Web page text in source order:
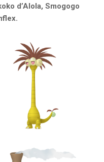
d’Alola, Smogogo